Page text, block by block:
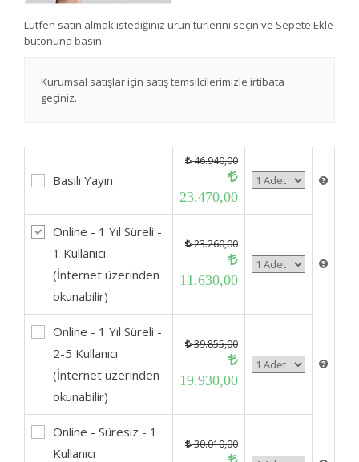
Lütfen satın almak istediğiniz ürün türlerini seçin ve Sepete Ekle
butonuna basın.
Kurumsal satışlar için satış temsilcilerimizle irtibata
geçiniz.
Basılı Yayın
46.940,00
23.470,00
Online - 1 Yıl Süreli -
1 Kullanıcı
(İnternet üzerinden
okunabilir)
23.260,00
11.630,00
Online - 1 Yıl Süreli -
2-5 Kullanıcı
(İnternet üzerinden
okunabilir)
39.855,00
19.930,00
Online - Süresiz - 1
Kullanıcı
30.010,00